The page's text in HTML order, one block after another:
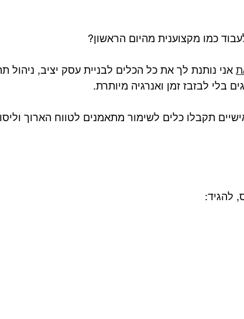
כמו מקצוענית מהיום הראשון?
ת אני נותנת לך את כל הכלים לבניית עסק יציב, ניהול
בלי לבזבז זמן ואנרגיה מיותרת.
מ-2 אימונים אישיים תקבלו כלים לשימור מתאמנים לטווח הארוך
להגיד: